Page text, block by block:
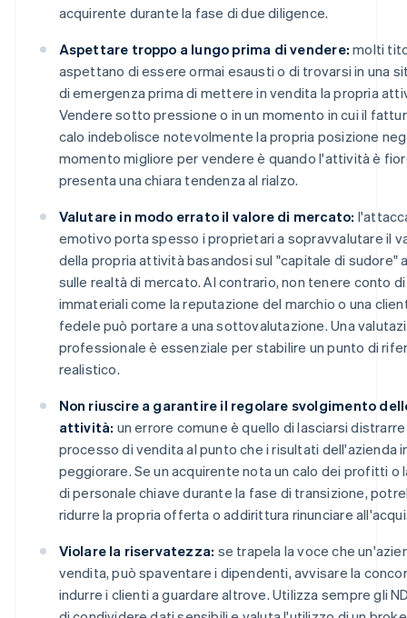
acquirente durante la fase di due diligence.
Aspettare troppo a lungo prima di vendere: molti
aspettano di essere ormai esausti o di trovarsi in una
di emergenza prima di mettere in vendita la propria
Vendere sotto pressione o in un momento in cui il
calo indebolisce notevolmente la propria posizione
momento migliore per vendere è quando l'attività è
presenta una chiara tendenza al rialzo.
Valutare in modo errato il valore di mercato:
emotivo porta spesso i proprietari a sopravvalutare il
della propria attività basandosi sul "capitale di sudore"
sulle realtà di mercato. Al contrario, non tenere conto
immateriali come la reputazione del marchio o una
fedele può portare a una sottovalutazione. Una
professionale è essenziale per stabilire un punto di
realistico.
Non riuscire a garantire il regolare svolgimento
attività: un errore comune è quello di lasciarsi
processo di vendita al punto che i risultati dell'azienda
peggiorare. Se un acquirente nota un calo dei profitti o
di personale chiave durante la fase di transizione,
ridurre la propria offerta o addirittura rinunciare
Violare la riservatezza: se trapela la voce che
vendita, può spaventare i dipendenti, avvisare la
indurre i clienti a guardare altrove. Utilizza sempre gli